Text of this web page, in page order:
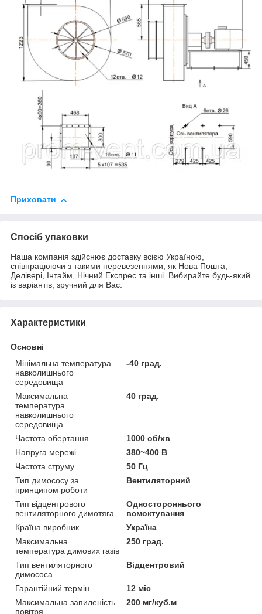
Приховати
Спосіб упаковки
Наша компанія здійснює доставку всією Україною,
співпрацюючи з такими перевезеннями, як Нова Пошта,
Делівері, Інтайм, Нічний Експрес та інші. Вибирайте будь-який
із варіантів, зручний для Вас.
Характеристики
Основні
Мінімальна температура
навколишнього
середовища
-40 град.
Максимальна
температура
навколишнього
середовища
40 град.
Частота обертання
1000 об/хв
Напруга мережі
380~400 В
Частота струму
50 Гц
Тип димососу за
принципом роботи
Вентиляторний
Тип відцентрового
вентиляторного димотяга
Одностороннього
всмоктування
Країна виробник
Україна
Максимальна
температура димових газів
250 град.
Тип вентиляторного
димососа
Відцентровий
Гарантійний термін
12 міс
Максимальна запиленість
повітря
200 мг/куб.м